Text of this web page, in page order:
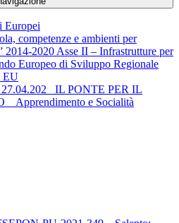
Europei
competenze e ambienti per
2014-2020 Asse II – Infrastrutture per
Europeo di Sviluppo Regionale
EU
IL PONTE PER IL
Apprendimento e Socialità